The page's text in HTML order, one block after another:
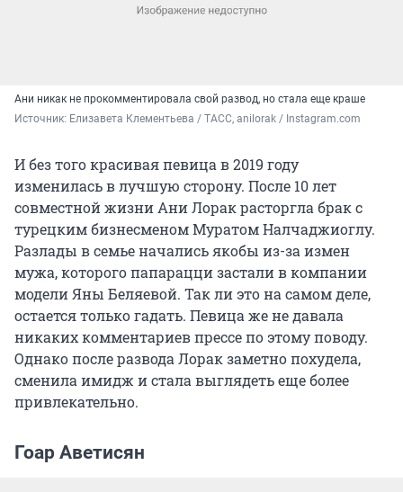
Ани никак не прокомментировала свой развод, но стала еще краше
Источник: Елизавета Клементьева / ТАСС, anilorak / Instagram.com
И без того красивая певица в 2019 году
изменилась в лучшую сторону. После 10 лет
совместной жизни Ани Лорак расторгла брак с
турецким бизнесменом Муратом Налчаджиоглу.
Разлады в семье начались якобы из-за измен
мужа, которого папарацци застали в компании
модели Яны Беляевой. Так ли это на самом деле,
остается только гадать. Певица же не давала
никаких комментариев прессе по этому поводу.
Однако после развода Лорак заметно похудела,
сменила имидж и стала выглядеть еще более
привлекательно.
Гоар Аветисян